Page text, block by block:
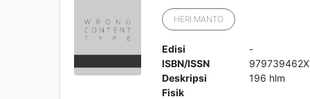
HERI MANTO
Edisi
-
ISBN/ISSN
979739462X
Deskripsi
Fisik
196 hlm